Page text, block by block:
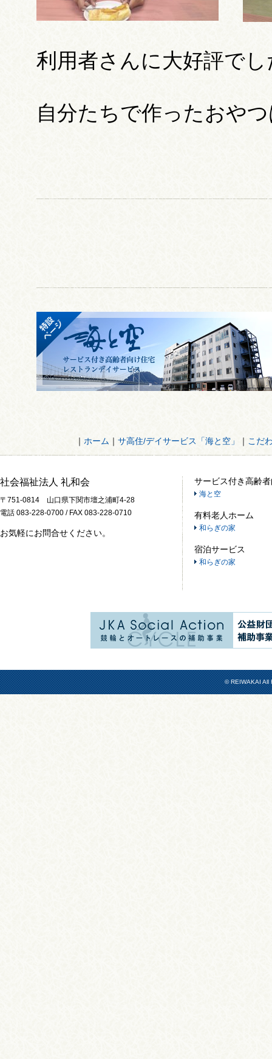
利用者さんに大好評でし
自分たちで作ったおや
｜ ホーム ｜ サ高住/デイサービス「海と空」 ｜ こだ
社会福祉法人 礼和会
〒751-0814 山口県下関市壇之浦町4-28
電話 083-228-0700 / FAX 083-228-0710
お気軽にお問合せください。
サービス付き高齢
海と空
有料老人ホーム
和らぎの家
宿泊サービス
和らぎの家
© REIWAKAI All